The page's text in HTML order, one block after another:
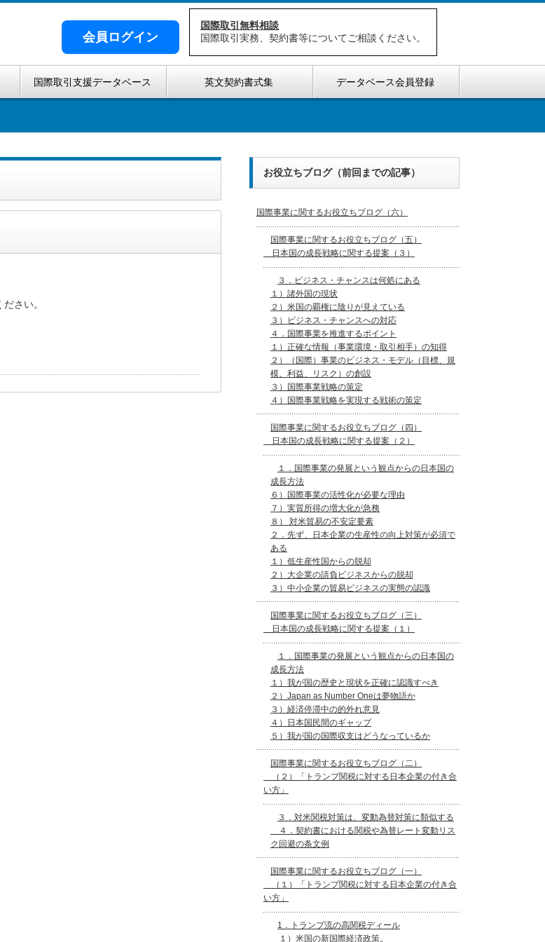
会員ログイン
国際取引無料相談
国際取引実務、契約書等についてご相談ください。
国際取引支援データベース 英文契約書式集 データベース会員登録
さい。
お役立ちブログ（前回までの記事）
国際事業に関するお役立ちブログ（六）
国際事業に関するお役立ちブログ（五）
日本国の成長戦略に関する提案（３）
３．ビジネス・チャンスは何処にある
１）諸外国の現状
２）米国の覇権に陰りが見えている
３）ビジネス・チャンスへの対応
４．国際事業を推進するポイント
１）正確な情報（事業環境・取引相手）の知得
２）（国際）事業のビジネス・モデル（目標、規
模、利益、リスク）の創設
３）国際事業戦略の策定
４）国際事業戦略を実現する戦術の策定
国際事業に関するお役立ちブログ（四）
日本国の成長戦略に関する提案（２）
１．国際事業の発展という観点からの日本国の
成長方法
６）国際事業の活性化が必要な理由
７）実質所得の増大化が急務
８） 対米貿易の不安定要素
２．先ず、日本企業の生産性の向上対策が必須で
ある
１）低生産性国からの脱却
２）大企業の請負ビジネスからの脱却
３）中小企業の貿易ビジネスの実態の認識
国際事業に関するお役立ちブログ（三）
日本国の成長戦略に関する提案（１）
１．国際事業の発展という観点からの日本国の
成長方法
１）我が国の歴史と現状を正確に認識すべき
２）Japan as Number Oneは夢物語か
３）経済停滞中の的外れ意見
４）日本国民間のギャップ
５）我が国の国際収支はどうなっているか
国際事業に関するお役立ちブログ（二）
（２）「トランプ関税に対する日本企業の付き合
い方」
３．対米関税対策は、変動為替対策に類似する
４．契約書における関税や為替レート変動リス
ク回避の条文例
国際事業に関するお役立ちブログ（一）
（１）「トランプ関税に対する日本企業の付き合
い方」
1．トランプ流の高関税ディール
１）米国の新国際経済政策。